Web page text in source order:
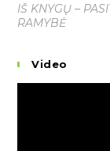
IŠ KNYGŲ –
RAMYBĖ
Video